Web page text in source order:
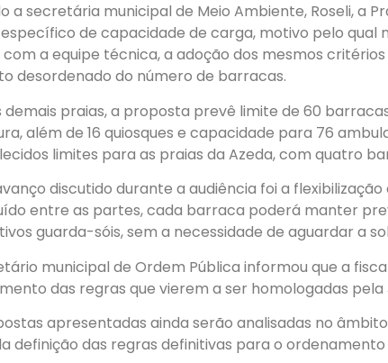
a secretária municipal de Meio Ambiente, Roseli, a
de capacidade de carga, motivo pelo
a equipe técnica, a adoção dos mesmos
desordenado do número de barracas.
demais praias, a proposta prevê limite de 60
além de 16 quiosques e capacidade para 76
limites para as praias da Azeda, com quatro
discutido durante a audiência foi a
entre as partes, cada barraca poderá manter
guarda-sóis, sem a necessidade de aguardar a
municipal de Ordem Pública informou que a
das regras que vierem a ser homologadas pela
apresentadas ainda serão analisadas no
definição das regras definitivas para o